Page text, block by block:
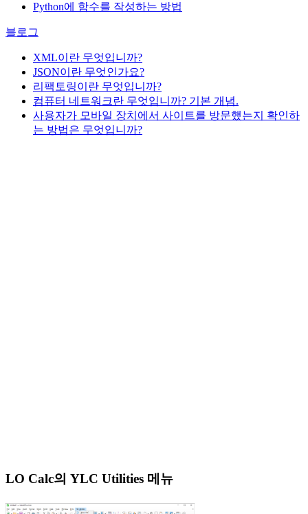
Python에 함수를 작성하는 방법
블로그
XML이란 무엇입니까?
JSON이란 무엇인가요?
리팩토링이란 무엇입니까?
컴퓨터 네트워크란 무엇입니까? 기본 개념.
사용자가 모바일 장치에서 사이트를 방문했는지 확인하
는 방법은 무엇입니까?
LO Calc의 YLC Utilities 메뉴